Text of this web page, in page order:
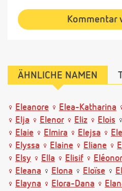
Kommentar
ÄHNLICHE NAMEN
Eleanore Elea-Katharina
Elja
Elenor Eliz Elois
Elaie
Elmira Elejsa
Elyssa
Elaine Eliane
Elsy
Ella Elisif
Eleana
Elona Eloïse
Elayna
Elora-Dana